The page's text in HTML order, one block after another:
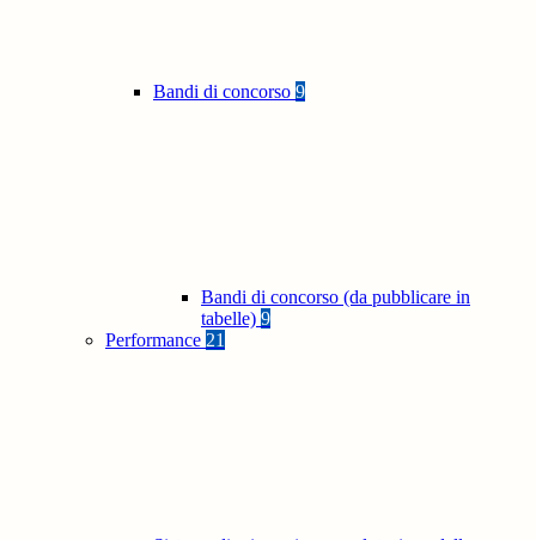
Bandi di concorso 9
Bandi di concorso (da pubblicare in
tabelle) 9
Performance 21